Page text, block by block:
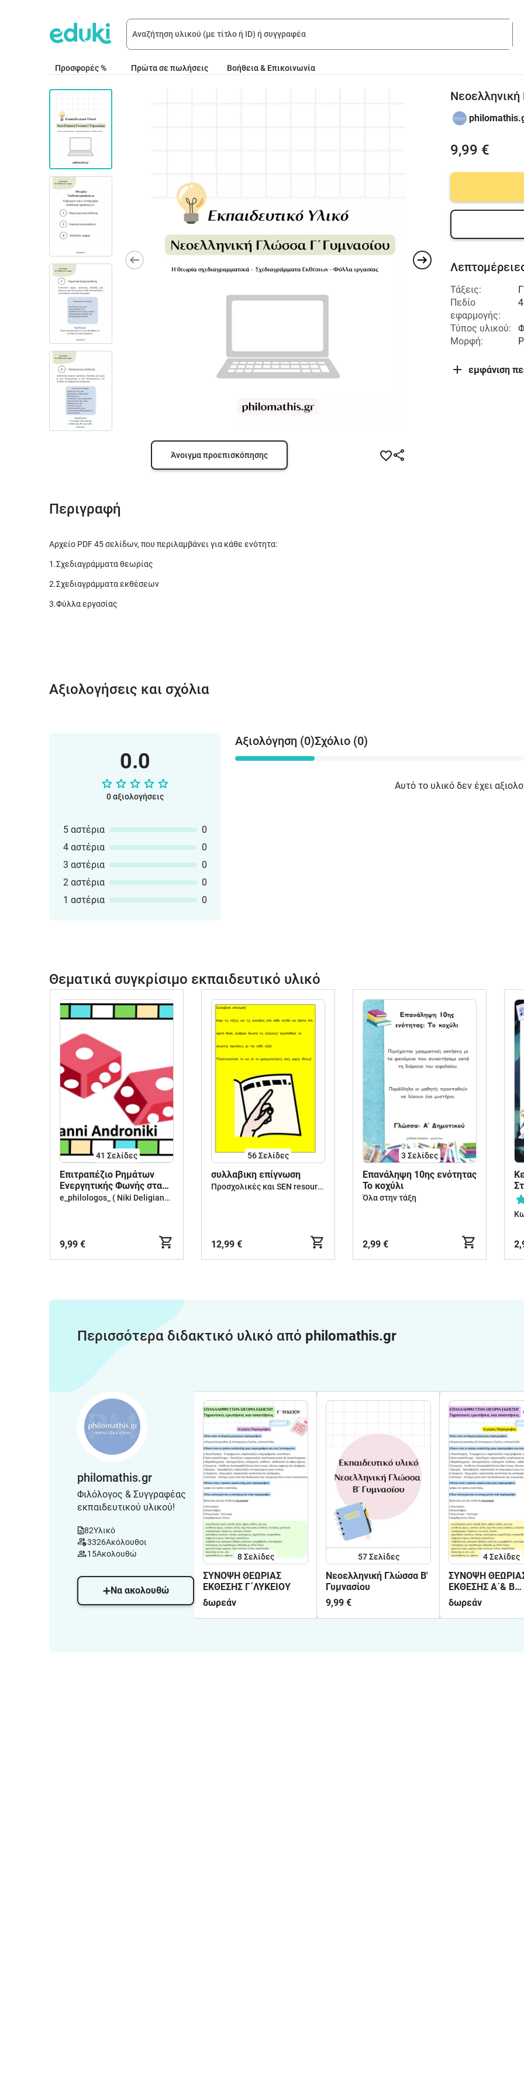
Προσφορές % Πρώτα σε πωλήσεις Βοήθεια & Επικοινωνία
Άνοιγμα προεπισκόπησης
Περιγραφή
Αρχείο PDF 45 σελίδων, που περιλαμβάνει για κάθε ενότητα:
1.Σχεδιαγράμματα θεωρίας
2.Σχεδιαγράμματα εκθέσεων
3.Φύλλα εργασίας
Νεοελληνική
9,99 €
Τάξεις:
Πεδίο
εφαρμογής:
Τύπος υλικού:
Μορφή:
εμφάνιση
Αξιολογήσεις και σχόλια
0.0
0 αξιολογήσεις
5 αστέρια
0
4 αστέρια
0
3 αστέρια
0
2 αστέρια
0
1 αστέρια
0
Αξιολόγηση (0)Σχόλιο (0)
Αυτό το υλικό δεν έχει
Θεματικά συγκρίσιμο εκπαιδευτικό υλικό
41 Σελίδες
Επιτραπέζιο Ρημάτων
Ενεργητικής Φωνής στα
αρχαία ελληνικά
e_philologos_ ( Niki Deligianni )
9,99 €
56Σελίδες
συλλαβικη επίγνωση
Προσχολικές και SEN resources
12,99 €
3 Σελίδες
Επανάληψη 10ης ενότητας
Το κοχύλι
Όλα στην τάξη
2,99 €
Περισσότερα διδακτικό υλικό από philomathis.gr
philomathis.gr
Φιλόλογος & Συγγραφέας
εκπαιδευτικού υλικού!
82Υλικό
3326Ακόλουθοι
15Ακολουθώ
Να ακολουθώ
8Σελίδες
ΣΥΝΟΨΗ ΘΕΩΡΙΑΣ
ΕΚΘΕΣΗΣ Γ΄ΛΥΚΕΙΟΥ
δωρεάν
57Σελίδες
Νεοελληνική Γλώσσα Β'
Γυμνασίου
9,99 €
4Σελίδες
ΣΥΝΟΨΗ
ΕΚΘΕΣΗΣ Α´& Β
´ΛΥΚΕΙΟΥ
δωρεάν